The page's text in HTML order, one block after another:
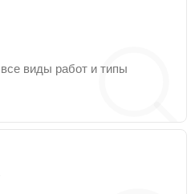
виды работ и типы